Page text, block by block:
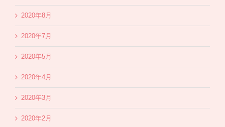
2020年8月
2020年7月
2020年5月
2020年4月
2020年3月
2020年2月